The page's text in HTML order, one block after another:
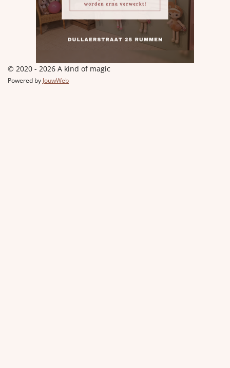
© 2020 - 2026 A kind of magic
Powered by JouwWeb